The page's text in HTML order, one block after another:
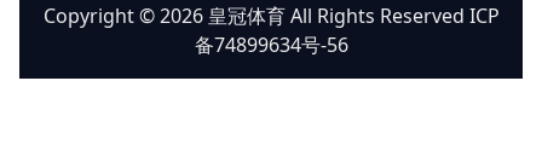
Copyright © 2026 皇冠体育 All Rights Reserved ICP
备74899634号-56